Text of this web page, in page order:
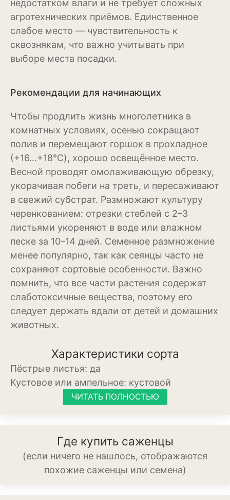
Патиссоны
Пекинская и китайская
капуста
Перец
Подсолнечник
Редька
Репа
Салат
Сельдерей
Томат
Тыква
Цветная капуста
Чеснок
Шпинат
Абрикосы
Апельсины
недостатком влаги и не требует сложных
агротехнических приёмов. Единственное
слабое место — чувствительность к
сквознякам, что важно учитывать при
выборе места посадки.
Рекомендации для начинающих
Чтобы продлить жизнь многолетника в
комнатных условиях, осенью сокращают
полив и перемещают горшок в прохладное
(+16…+18°C), хорошо освещённое место.
Весной проводят омолаживающую обрезку,
укорачивая побеги на треть, и пересаживают
в свежий субстрат. Размножают культуру
черенкованием: отрезки стеблей с 2–3
листьями укореняют в воде или влажном
песке за 10–14 дней. Семенное размножение
менее популярно, так как сеянцы часто не
сохраняют сортовые особенности. Важно
помнить, что все части растения содержат
слаботоксичные вещества, поэтому его
следует держать вдали от детей и домашних
животных.
Характеристики сорта
Пёстрые листья: да
Кустовое или ампельное: кустовой
ЧИТАТЬ ПОЛНОСТЬЮ
Где купить саженцы
(если ничего не нашлось, отображаются
похожие саженцы или семена)